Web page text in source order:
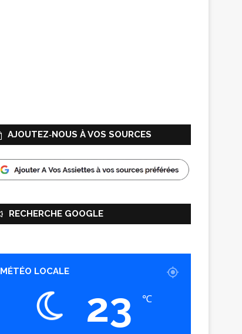
AJOUTEZ‑NOUS À VOS SOURCES
RECHERCHE GOOGLE
MÉTÉO LOCALE
23 ℃